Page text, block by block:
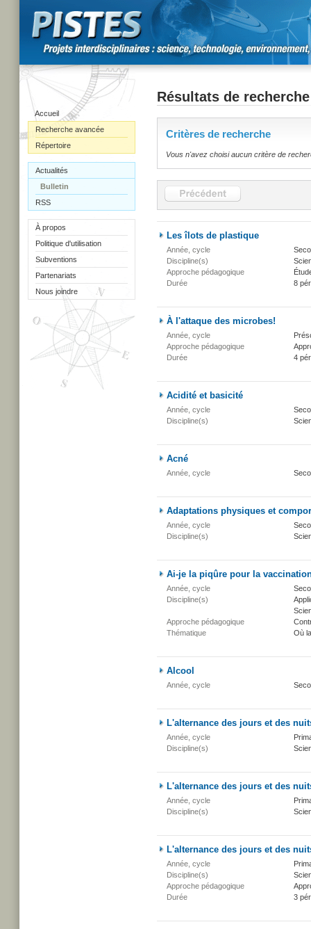
Accueil
Recherche avancée
Répertoire
Actualités
Bulletin
RSS
À propos
Politique d'utilisation
Subventions
Partenariats
Nous joindre
Résultats de recherche
Critères de recherche
Vous n'avez choisi aucun critère de
Les îlots de plastique
Année, cycle
Discipline(s)
Approche pédagogique
Durée
8
À l'attaque des microbes!
Année, cycle
Approche pédagogique
Durée
4
Acidité et basicité
Année, cycle
Discipline(s)
Acné
Année, cycle
Adaptations physiques et
Année, cycle
Discipline(s)
Ai-je la piqûre pour la
Année, cycle
Discipline(s)
Approche pédagogique
Thématique
Où
Alcool
Année, cycle
L'alternance des jours et des
Année, cycle
Discipline(s)
L'alternance des jours et des
Année, cycle
Discipline(s)
L'alternance des jours et des
Année, cycle
Discipline(s)
Approche pédagogique
Durée
3